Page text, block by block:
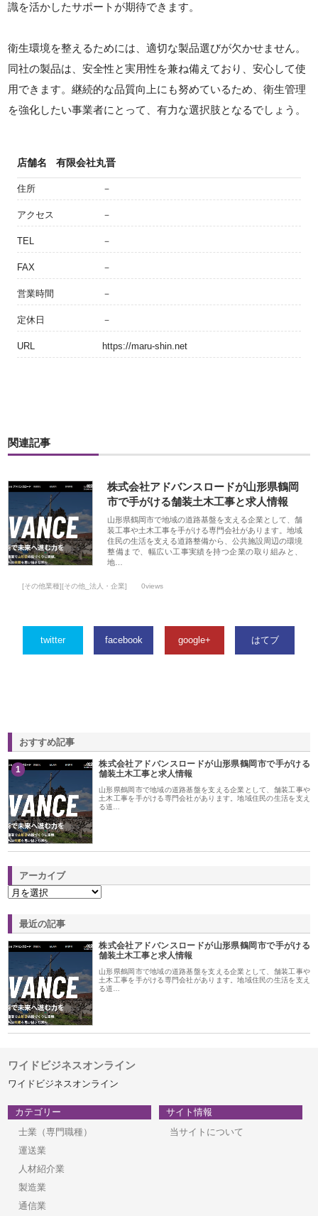
識を活かしたサポートが期待できます。
衛生環境を整えるためには、適切な製品選びが欠かせません。
同社の製品は、安全性と実用性を兼ね備えており、安心して使
用できます。継続的な品質向上にも努めているため、衛生管理
を強化したい事業者にとって、有力な選択肢となるでしょう。
店舗名 有限会社丸晋
住所 －
アクセス －
TEL －
FAX －
営業時間 －
定休日 －
URL https://maru-shin.net
関連記事
株式会社アドバンスロードが山形県鶴岡
市で手がける舗装土木工事と求人情報
山形県鶴岡市で地域の道路基盤を支える企業として、舗
装工事や土木工事を手がける専門会社があります。地域
住民の生活を支える道路整備から、公共施設周辺の環境
整備まで、幅広い工事実績を持つ企業の取り組みと、
地…
[その他業種][その他_法人・企業] 0views
twitter facebook google+ はてブ
おすすめ記事
1
株式会社アドバンスロードが山形県鶴岡市で手がける
舗装土木工事と求人情報
山形県鶴岡市で地域の道路基盤を支える企業として、舗装工事や
土木工事を手がける専門会社があります。地域住民の生活を支え
る道…
アーカイブ
最近の記事
株式会社アドバンスロードが山形県鶴岡市で手がける
舗装土木工事と求人情報
山形県鶴岡市で地域の道路基盤を支える企業として、舗装工事や
土木工事を手がける専門会社があります。地域住民の生活を支え
る道…
ワイドビジネスオンライン
ワイドビジネスオンライン
カテゴリー
士業（専門職種）
運送業
人材紹介業
製造業
通信業
サイト情報
当サイトについて